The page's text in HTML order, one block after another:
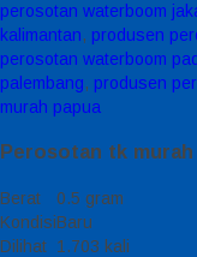
perosotan waterboom
kalimantan, produsen
perosotan waterboom
palembang, produsen
murah papua
Perosotan tk murah
Berat
0.5 gram
KondisiBaru
Dilihat 1.703 kali